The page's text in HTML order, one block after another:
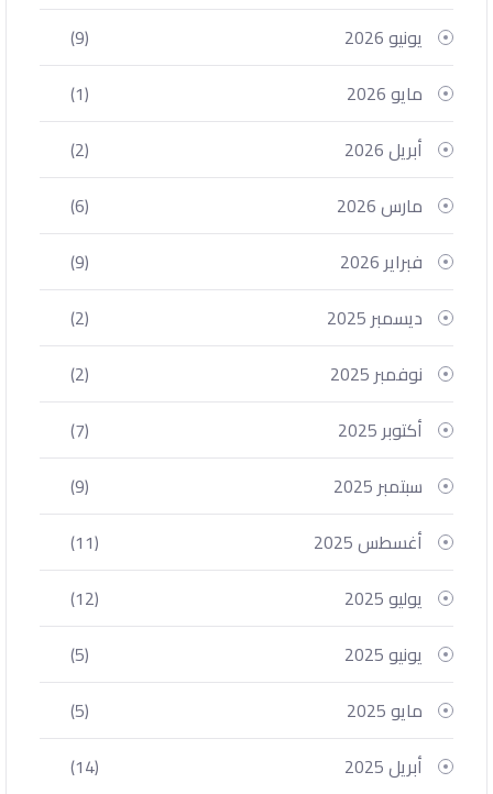
يونيو 2026
(9)
مايو 2026
(1)
أبريل 2026
(2)
مارس 2026
(6)
فبراير 2026
(9)
ديسمبر 2025
(2)
نوفمبر 2025
(2)
أكتوبر 2025
(7)
سبتمبر 2025
(9)
أغسطس 2025
(11)
يوليو 2025
(12)
يونيو 2025
(5)
مايو 2025
(5)
أبريل 2025
(14)